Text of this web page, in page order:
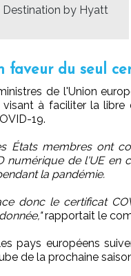
Destination by Hyatt
faveur du seul
de l'Union
à faciliter la
19.
États membres ont
numérique de l'UE en
la pandémie.
donc le certificat
rapportait le
pays européens
de la prochaine